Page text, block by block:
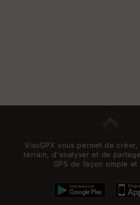
VisuGPX vous permet de
terrain, d'analyser et de
GPS de façon simple et